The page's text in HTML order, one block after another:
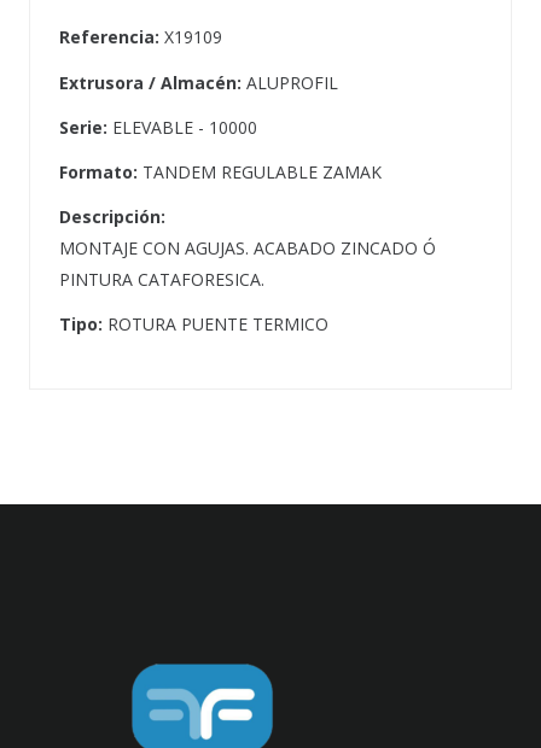
Referencia: X19109
Extrusora / Almacén: ALUPROFIL
Serie: ELEVABLE - 10000
Formato: TANDEM REGULABLE ZAMAK
Descripción:
MONTAJE CON AGUJAS. ACABADO ZINCADO Ó
PINTURA CATAFORESICA.
Tipo: ROTURA PUENTE TERMICO